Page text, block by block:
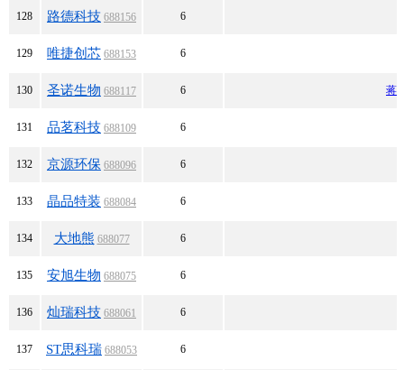
128 路德科技 688156 6
129 唯捷创芯 688153 6
130 圣诺生物 688117 6 蒋
131 品茗科技 688109 6
132 京源环保 688096 6
133 晶品特装 688084 6
134 大地熊 688077 6
135 安旭生物 688075 6
136 灿瑞科技 688061 6
137 ST思科瑞 688053 6